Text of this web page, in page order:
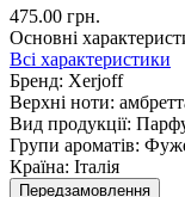
475.00 грн.
Основні
Всі характеристики
Бренд: Xerjoff
Верхні ноти:
Вид продукції:
Групи ароматів:
Країна: Італія
Передзамовлення